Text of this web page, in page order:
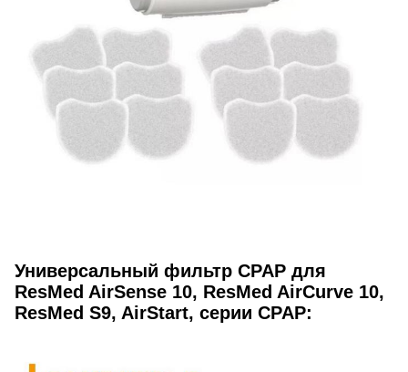
Универсальный фильтр CPAP для
ResMed AirSense 10, ResMed AirCurve 10,
ResMed S9, AirStart, серии CPAP: